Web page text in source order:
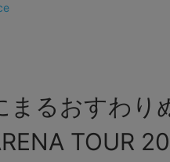
まるおすわり
TOUR